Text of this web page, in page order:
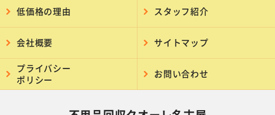
低価格の理由 スタッフ紹介
会社概要 サイトマップ
プライバシー
ポリシー
お問い合わせ